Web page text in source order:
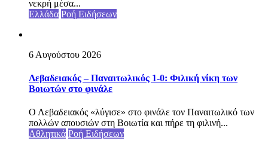
νεκρή μέσα...
Ελλάδα Ροή Ειδήσεων
6 Αυγούστου 2026
Λεβαδειακός – Παναιτωλικός 1-0: Φιλική νίκη των
Βοιωτών στο φινάλε
Ο Λεβαδειακός «λύγισε» στο φινάλε τον Παναιτωλικό των
πολλών απουσιών στη Βοιωτία και πήρε τη φιλινή...
Αθλητικά Ροή Ειδήσεων